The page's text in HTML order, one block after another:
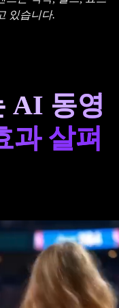
있습니다.
AI 동영
과 살펴